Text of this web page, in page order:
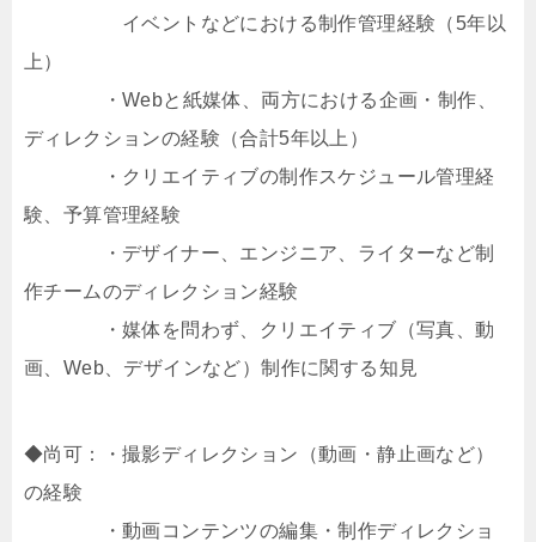
イベントなどにおける制作管理経験（5年以
上）
・Webと紙媒体、両方における企画・制作、
ディレクションの経験（合計5年以上）
・クリエイティブの制作スケジュール管理経
験、予算管理経験
・デザイナー、エンジニア、ライターなど制
作チームのディレクション経験
・媒体を問わず、クリエイティブ（写真、動
画、Web、デザインなど）制作に関する知見
◆尚可：・撮影ディレクション（動画・静止画など）
の経験
・動画コンテンツの編集・制作ディレクショ